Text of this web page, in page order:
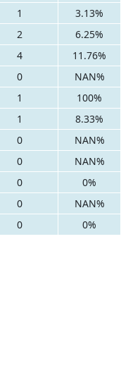
1
3.13%
2
6.25%
4
11.76%
0
NAN%
1
100%
1
8.33%
0
NAN%
0
NAN%
0
0%
0
NAN%
0 0%